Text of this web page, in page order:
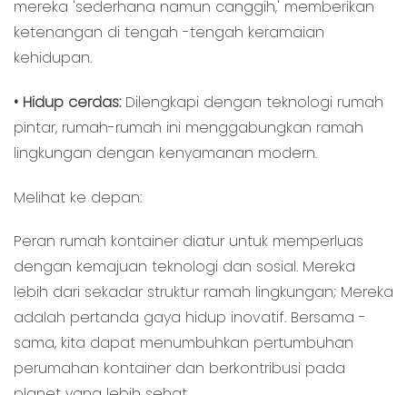
mereka 'sederhana namun canggih,' memberikan
ketenangan di tengah -tengah keramaian
kehidupan.
• Hidup cerdas: Dilengkapi dengan teknologi rumah
pintar, rumah-rumah ini menggabungkan ramah
lingkungan dengan kenyamanan modern.
Melihat ke depan:
Peran rumah kontainer diatur untuk memperluas
dengan kemajuan teknologi dan sosial. Mereka
lebih dari sekadar struktur ramah lingkungan; Mereka
adalah pertanda gaya hidup inovatif. Bersama -
sama, kita dapat menumbuhkan pertumbuhan
perumahan kontainer dan berkontribusi pada